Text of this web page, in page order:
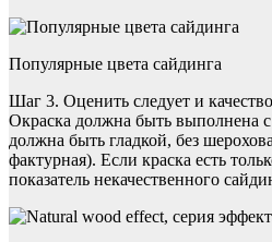
Популярные цвета сайдинга
Шаг 3. Оценить следует и
Окраска должна быть выполнена с
должна быть гладкой, без
фактурная). Если краска есть
показатель некачественного